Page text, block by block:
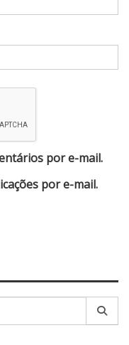
por e-mail.
por e-mail.